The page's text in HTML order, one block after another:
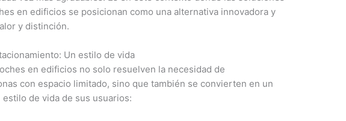
en edificios se posicionan como una alternativa innovadora y
y distinción.
Un estilo de vida
en edificios no solo resuelven la necesidad de
con espacio limitado, sino que también se convierten en un
de vida de sus usuarios: